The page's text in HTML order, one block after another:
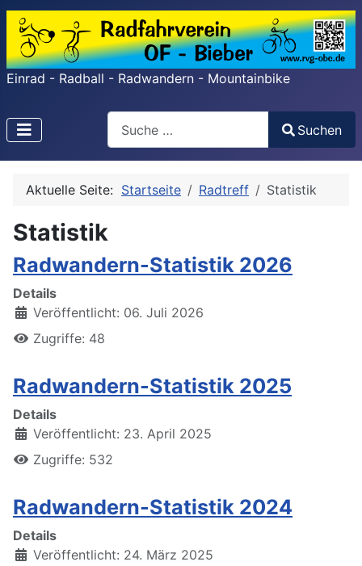
Einrad - Radball - Radwandern - Mountainbike
Search
Type 2 or more characters for results.
Suchen
Aktuelle Seite: Startseite Radtreff Statistik
Statistik
Radwandern-Statistik 2026
Details
Veröffentlicht: 06. Juli 2026
Zugriffe: 48
Radwandern-Statistik 2025
Details
Veröffentlicht: 23. April 2025
Zugriffe: 532
Radwandern-Statistik 2024
Details
Veröffentlicht: 24. März 2025